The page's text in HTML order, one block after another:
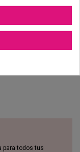
para todos tus